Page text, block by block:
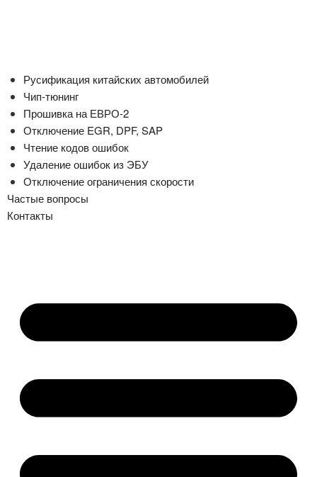
Русификация китайских автомобилей
Чип-тюнинг
Прошивка на ЕВРО-2
Отключение EGR, DPF, SAP
Чтение кодов ошибок
Удаление ошибок из ЭБУ
Отключение ограничения скорости
Частые вопросы
Контакты